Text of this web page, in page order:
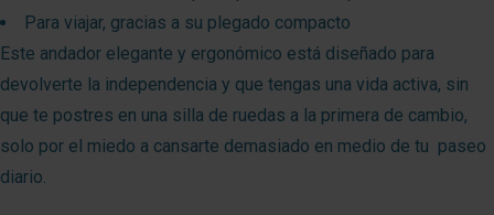
Para viajar, gracias a su plegado compacto
Este andador elegante y ergonómico está diseñado para
devolverte la independencia y que tengas una vida activa, sin
que te postres en una silla de ruedas a la primera de cambio,
solo por el miedo a cansarte demasiado en medio de tu paseo
diario.